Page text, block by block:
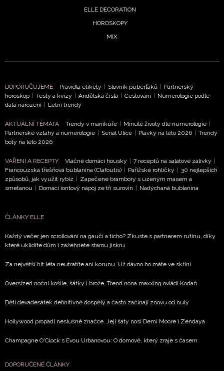
ELLE DECORATION
HOROSKOPY
MIX
DOPORUČUJEME Pravidla etikety | Slovník puberťáků | Partnerský
horoskop | Testy a kvízy | Andělská čísla | Cestování | Numerologie podle
data narození | Letní trendy
AKTUÁLNÍ TÉMATA Trendy v manikúře | Minulé životy dle numerologie |
Partnerské vztahy a numerologie | Seriál Ulice | Plavky na léto 2026 | Trendy
boty na léto 2026
VAŘENÍ A RECEPTY Vláčné domácí housky | 7 receptů na salátové zálivky |
Francouzská třešňová bublanina (Clafoutis) | Pařížské rohlíčky | 30 nejlepších
způsobů, jak využít rybíz | Zapečené brambory s uzeným masem a
smetanou | Domácí iontový nápoj ze tří surovin | Nadýchaná bublanina
ČLÁNKY ELLE
Každý večer jen scrollování na gauči a ticho? Zkuste s partnerem rutinu, díky
které uklidíte dům i zažehnete starou jiskru
Za největší hit léta neutratíte ani korunu. Už dávno ho máte ve skříni
Oversized noční košile, šátky i brože. Trend nona maxxing ovládl Kodaň
Děti devadesátek definitivně dospěly a často začínají znovu od nuly
Hollywood propadl neslušné značce. Její šaty nosí Demi Moore i Zendaya
Champagne O'Clock s Evou Urbanovou: O domově, který zraje s časem
DOPORUČENÉ ČLÁNKY